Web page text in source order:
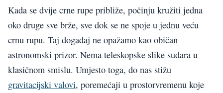
Kada se dvije crne rupe približe, počinju kružiti jedna
oko druge sve brže, sve dok se ne spoje u jednu veću
crnu rupu. Taj događaj ne opažamo kao običan
astronomski prizor. Nema teleskopske slike sudara u
klasičnom smislu. Umjesto toga, do nas stižu
gravitacijski valovi, poremećaji u prostorvremenu koje